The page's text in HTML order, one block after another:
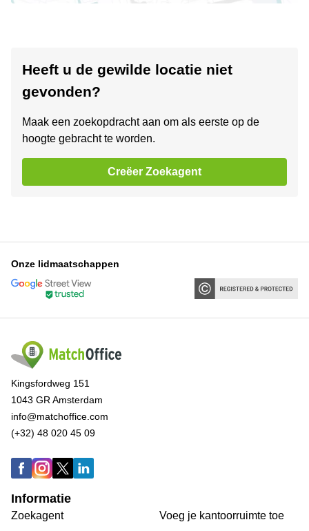
Heeft u de gewilde locatie niet
gevonden?
Maak een zoekopdracht aan om als eerste op de
hoogte gebracht te worden.
Creëer Zoekagent
Onze lidmaatschappen
Kingsfordweg 151
1043 GR Amsterdam
info@matchoffice.com
(+32) 48 020 45 09
Informatie
Zoekagent
Voeg je kantoorruimte toe